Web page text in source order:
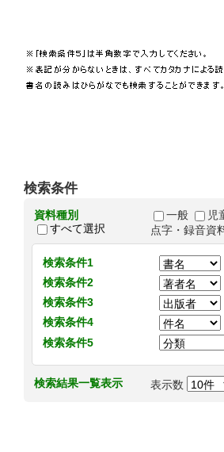
検索条件
資料種別
すべて選択
一般 児
点字・録音資
検索条件1
検索条件2
検索条件3
検索条件4
検索条件5
検索結果一覧表示 表示数